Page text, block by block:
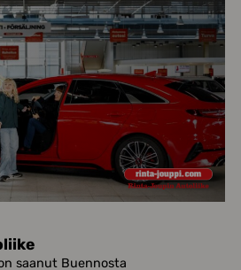
saanut Buennosta